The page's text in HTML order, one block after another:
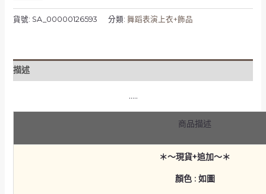
貨號: SA_00000126593 分類: 舞蹈表演上衣+飾品
描述
…..
商品描述
＊～現貨+追加～＊
顏色 : 如圖